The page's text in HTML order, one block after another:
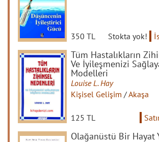
350 TL Stokta yok!
Tüm Hastalıkların
Ve İyileşmenizi
Modelleri
Louise L. Hay
Kişisel Gelişim /Akaşa
125 TL
Olağanüstü Bir Hayat